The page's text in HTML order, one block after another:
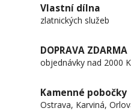
Vlastní dílna
zlatnických služeb
DOPRAVA ZDARMA
objednávky nad 2000
Kamenné pobočky
Ostrava, Karviná,